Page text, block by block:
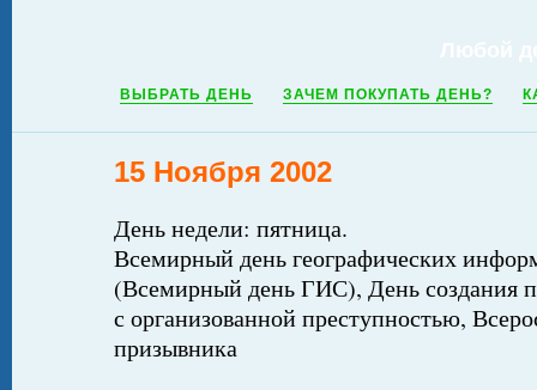
ВЫБРАТЬ ДЕНЬ ЗАЧЕМ ПОКУПАТЬ ДЕНЬ?
15 Ноября 2002
День недели: пятница.
Всемирный день географических
(Всемирный день ГИС), День создания
с организованной преступностью,
призывника